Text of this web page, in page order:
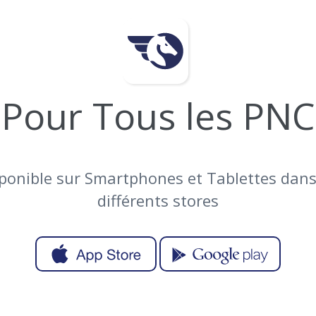
Pour Tous les PNC
sur Smartphones et Tablettes
différents stores